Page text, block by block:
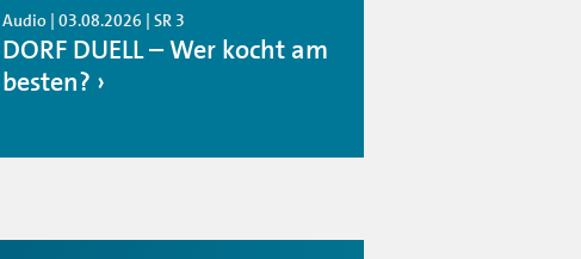
Audio | 03.08.2026 | SR 3
DORF DUELL – Wer kocht am
besten?